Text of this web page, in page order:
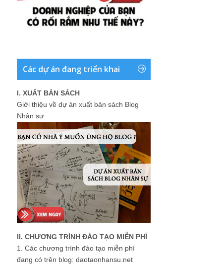
Các dự án đang triển khai
I. XUẤT BẢN SÁCH
Giới thiệu về dự án xuất bản sách Blog
Nhân sự
II. CHƯƠNG TRÌNH ĐÀO TẠO MIỄN PHÍ
1. Các chương trình đào tạo miễn phí
đang có trên blog: daotaonhansu.net